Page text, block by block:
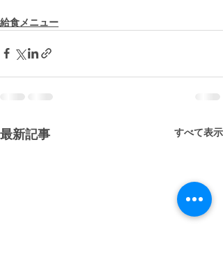
給食メニュー
最新記事 すべて表示